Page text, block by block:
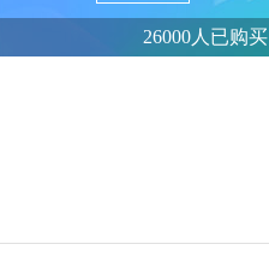
26000人已购买